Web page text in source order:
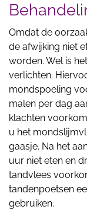
Omdat de
de afwijking niet
worden. Wel is
verlichten.
mondspoeling
malen per dag
klachten
u het
gaasje. Na het
uur niet eten en
tandvlees
tandenpoetsen
gebruiken.